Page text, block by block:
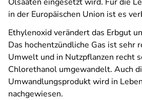
in der Europäischen Union ist es
Ethylenoxid verändert das Erbgut
Das hochentzündliche Gas ist sehr
Umwelt und in Nutzpflanzen recht
Chlorethanol umgewandelt. Auch
Umwandlungsprodukt wird in
nachgewiesen.